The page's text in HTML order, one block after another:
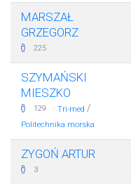
MARSZAŁ
GRZEGORZ
225
SZYMAŃSKI
MIESZKO
129 · Tri-med /
Politechnika morska
ZYGOŃ ARTUR
3